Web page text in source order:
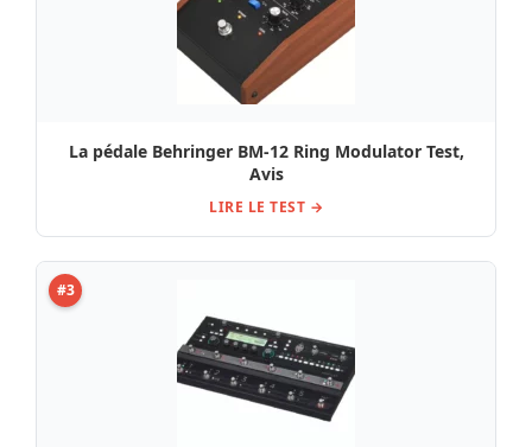
La pédale Behringer BM-12 Ring Modulator Test,
Avis
LIRE LE TEST →
#3